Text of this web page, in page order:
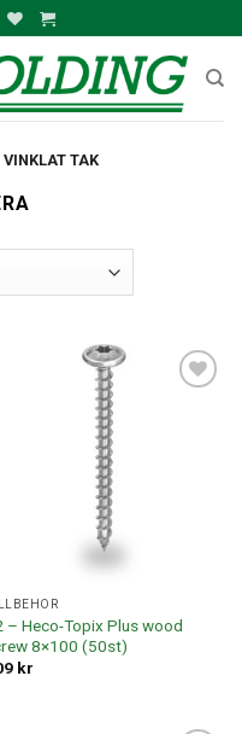
VINKLAT TAK
– Heco-Topix Plus wood
8×100 (50st)
kr